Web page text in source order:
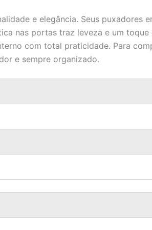
e elegância. Seus puxadores
nas portas traz leveza e um toque
com total praticidade. Para
e sempre organizado.